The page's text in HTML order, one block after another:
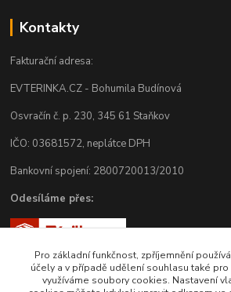
Kontakty
Fakturační adresa:
EVTERINKA.CZ - Bohumila Budínová
Osvračín č. p. 230, 345 61 Staňkov
IČO: 03681572, neplátce DPH
Bankovní spojení: 2800720013/2010
Odesíláme přes:
Pro základní funkčnost, zpříjemnění
účely a v případě udělení souhlasu také
využíváme soubory cookies. Nastavení